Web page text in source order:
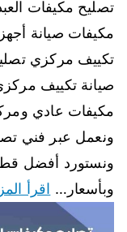
مكيفات صيانة
تكييف مركزي
صيانة تكييف
مكيفات عادي
ونعمل عبر فني
ونستورد أفضل قطع
وبأسعار… اقرأ